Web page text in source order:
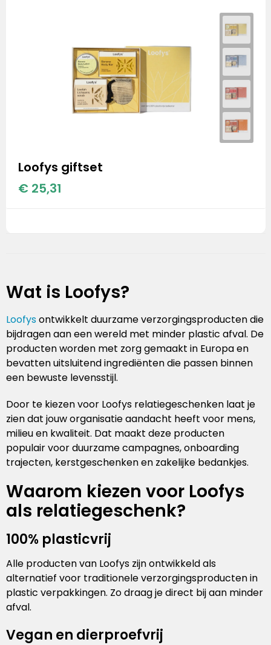
Loofys giftset
€ 25,31
Wat is Loofys?
Loofysontwikkelt duurzame verzorgingsproducten die
bijdragen aan een wereld met minder plastic afval. De
producten worden met zorg gemaakt in Europa en
bevatten uitsluitend ingrediënten die passen binnen
een bewuste levensstijl.
Door te kiezen voor Loofys relatiegeschenken laat je
zien dat jouw organisatie aandacht heeft voor mens,
milieu en kwaliteit. Dat maakt deze producten
populair voor duurzame campagnes, onboarding
trajecten, kerstgeschenken en zakelijke bedankjes.
Waarom kiezen voor Loofys
als relatiegeschenk?
100% plasticvrij
Alle producten van Loofys zijn ontwikkeld als
alternatief voor traditionele verzorgingsproducten in
plastic verpakkingen. Zo draag je direct bij aan minder
afval.
Vegan en dierproefvrij